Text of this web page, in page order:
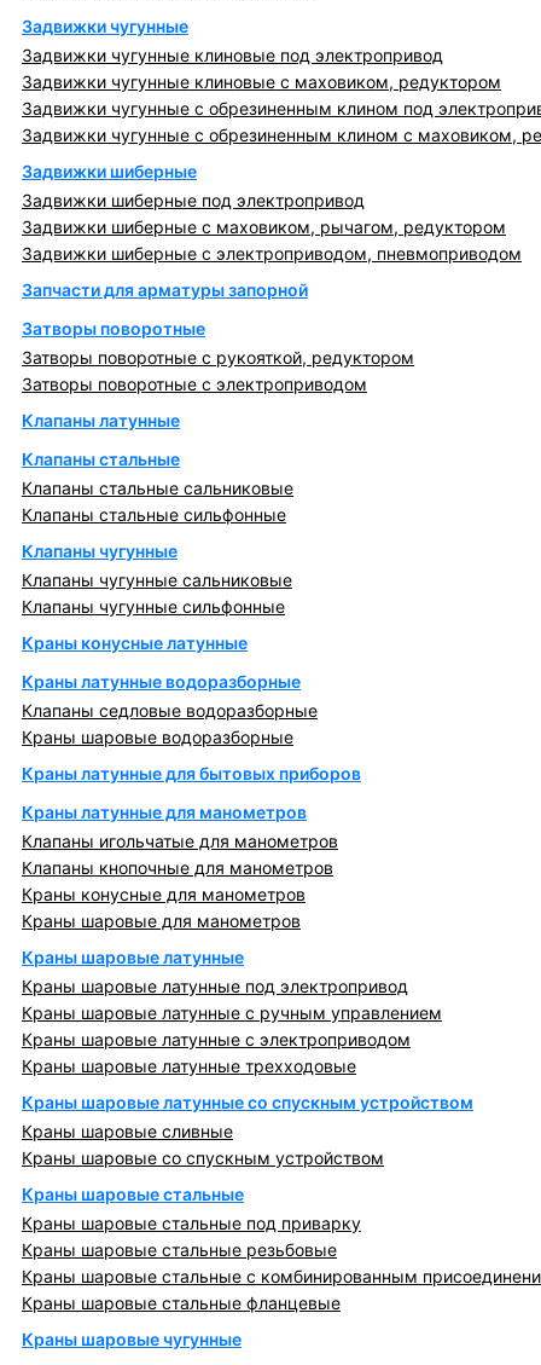
Задвижки чугунные
Задвижки чугунные клиновые под электропривод
Задвижки чугунные клиновые с маховиком, редуктором
Задвижки чугунные с обрезиненным клином под
Задвижки чугунные с обрезиненным клином с маховиком,
Задвижки шиберные
Задвижки шиберные под электропривод
Задвижки шиберные с маховиком, рычагом, редуктором
Задвижки шиберные с электроприводом, пневмоприводом
Запчасти для арматуры запорной
Затворы поворотные
Затворы поворотные с рукояткой, редуктором
Затворы поворотные с электроприводом
Клапаны латунные
Клапаны стальные
Клапаны стальные сальниковые
Клапаны стальные сильфонные
Клапаны чугунные
Клапаны чугунные сальниковые
Клапаны чугунные сильфонные
Краны конусные латунные
Краны латунные водоразборные
Клапаны седловые водоразборные
Краны шаровые водоразборные
Краны латунные для бытовых приборов
Краны латунные для манометров
Клапаны игольчатые для манометров
Клапаны кнопочные для манометров
Краны конусные для манометров
Краны шаровые для манометров
Краны шаровые латунные
Краны шаровые латунные под электропривод
Краны шаровые латунные с ручным управлением
Краны шаровые латунные с электроприводом
Краны шаровые латунные трехходовые
Краны шаровые латунные со спускным устройством
Краны шаровые сливные
Краны шаровые со спускным устройством
Краны шаровые стальные
Краны шаровые стальные под приварку
Краны шаровые стальные резьбовые
Краны шаровые стальные с комбинированным
Краны шаровые стальные фланцевые
Краны шаровые чугунные